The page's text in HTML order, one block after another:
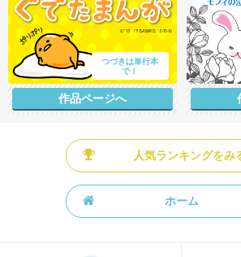
つづきは単行本
で！
作品ページへ
人気ランキングをみ
ホーム